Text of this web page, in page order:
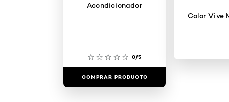
Acondicionador
0/5
COMPRAR PRODUCTO
Color Vive